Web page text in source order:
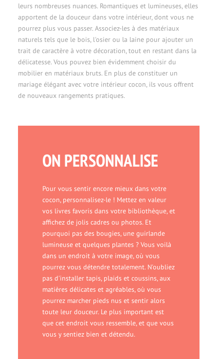
leurs nombreuses nuances. Romantiques et lumineuses, elles
apportent de la douceur dans votre intérieur, dont vous ne
pourrez plus vous passer. Associez-les à des matériaux
naturels tels que le bois, l'osier ou la laine pour ajouter un
trait de caractère à votre décoration, tout en restant dans la
délicatesse. Vous pouvez bien évidemment choisir du
mobilier en matériaux bruts. En plus de constituer un
mariage élégant avec votre intérieur cocon, ils vous offrent
de nouveaux rangements pratiques.
ON PERSONNALISE
Pour vous sentir encore mieux dans votre
cocon, personnalisez-le ! Mettez en valeur
vos livres favoris dans votre bibliothèque, et
affichez de jolis cadres ou photos. Et
pourquoi pas des bougies, une guirlande
lumineuse et quelques plantes ? Vous voilà
dans un endroit à votre image, où vous
pourrez vous détendre totalement. N'oubliez
pas d'installer tapis, plaids et coussins, aux
matières délicates et agréables, où vous
pourrez marcher pieds nus et sentir alors
toute leur douceur. Le plus important est
que cet endroit vous ressemble, et que vous
vous y sentiez bien et détendu.